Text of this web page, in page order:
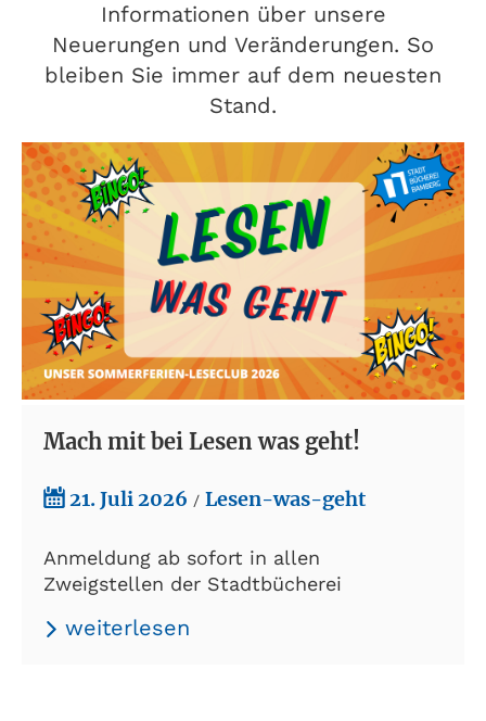
Informationen über unsere
Neuerungen und Veränderungen. So
bleiben Sie immer auf dem neuesten
Stand.
Mach mit bei Lesen was geht!
21. Juli 2026 / Lesen-was-geht
Anmeldung ab sofort in allen
Zweigstellen der Stadtbücherei
weiterlesen